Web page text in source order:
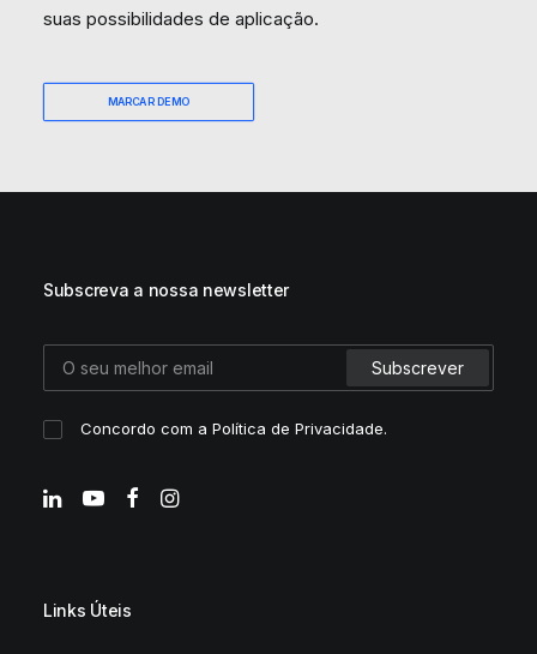
suas possibilidades de aplicação.
MARCAR DEMO
Subscreva a nossa newsletter
Concordo com aPolítica de Privacidade.
Links Úteis